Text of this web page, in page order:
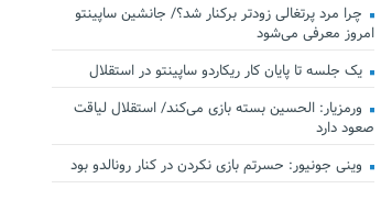
چرا مرد پرتغالی زودتر برکنار شد؟/ جانشین ساپینتو
امروز معرفی می‌شود
یک جلسه تا پایان کار ریکاردو ساپینتو در استقلال
ورمزیار: الحسین بسته بازی می‌کند/ استقلال لیاقت
صعود دارد
وینی جونیور: حسرتم بازی نکردن در کنار رونالدو بود